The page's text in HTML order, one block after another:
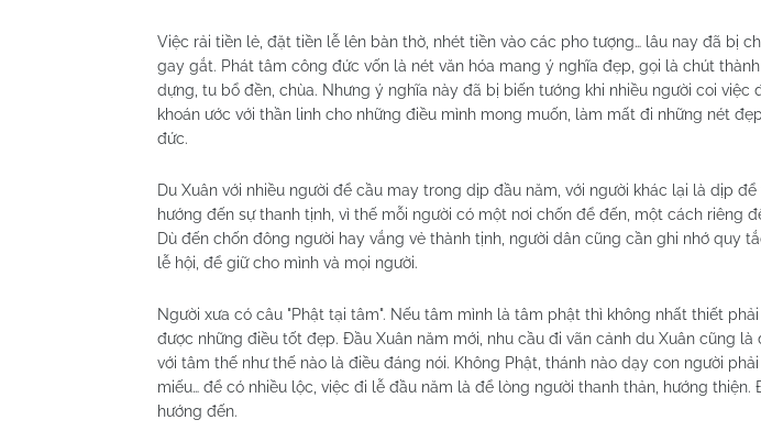
Việc rải tiền lẻ, đặt tiền lễ lên bàn thờ, nhét tiền vào các pho tượng… lâu nay đã bị
gay gắt. Phát tâm công đức vốn là nét văn hóa mang ý nghĩa đẹp, gọi là chút
dựng, tu bổ đền, chùa. Nhưng ý nghĩa này đã bị biến tướng khi nhiều người coi việc
khoán ước với thần linh cho những điều mình mong muốn, làm mất đi những nét
đức.
Du Xuân với nhiều người để cầu may trong dịp đầu năm, với người khác lại là dịp để
hướng đến sự thanh tịnh, vì thế mỗi người có một nơi chốn để đến, một cách riêng
Dù đến chốn đông người hay vắng vẻ thành tịnh, người dân cũng cần ghi nhớ quy
lễ hội, để giữ cho mình và mọi người.
Người xưa có câu "Phật tại tâm". Nếu tâm mình là tâm phật thì không nhất thiết
được những điều tốt đẹp. Đầu Xuân năm mới, nhu cầu đi vãn cảnh du Xuân cũng là
với tâm thế như thế nào là điều đáng nói. Không Phật, thánh nào dạy con người phải
miếu… để có nhiều lộc, việc đi lễ đầu năm là để lòng người thanh thản, hướng
hướng đến.